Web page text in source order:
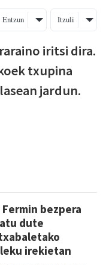
Entzun Itzuli
iritsi dira.
txupina
jardun.
Fermin bezpera
dute
irekietan